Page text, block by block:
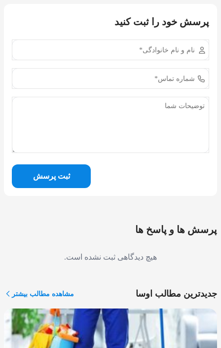
پرسش خود را ثبت کنید
ثبت پرسش
پرسش ها و پاسخ ها
هیچ دیدگاهی ثبت نشده است.
جدیدترین مطالب اوسا مشاهده مطالب بیشتر